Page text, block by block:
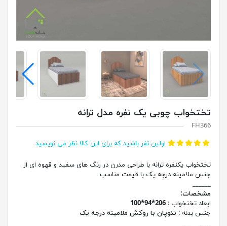
تختخواب چوبی یک نفره مدل ترانه
FH366
اولین نفر باشید که برای این کالا نظر می نویسید
تختخواب یکنفره ترانه با طراحی مدرن در رنگ های سفید و قهوه ای از
جنس ملامینه درجه یک با قیمت مناسب
______
مشخصات:
ابعاد تختخواب : 206*94*100
جنس بدنه : نئوپان با روکش ملامینه درجه یک